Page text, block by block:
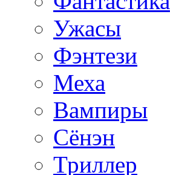
Ужасы
Фэнтези
Меха
Вампиры
Сёнэн
Триллер